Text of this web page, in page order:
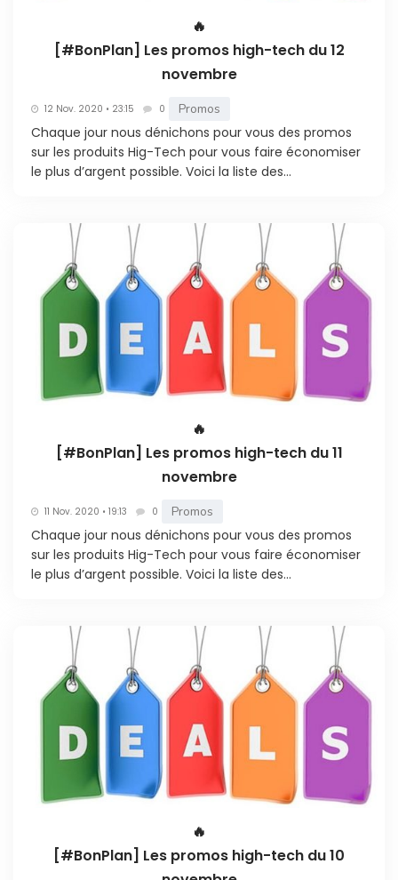
🔥
[#BonPlan] Les promos high-tech du 12
novembre
12 Nov. 2020 • 23:15 0 Promos
Chaque jour nous dénichons pour vous des promos
sur les produits Hig-Tech pour vous faire économiser
le plus d’argent possible. Voici la liste des...
🔥
[#BonPlan] Les promos high-tech du 11
novembre
11 Nov. 2020 • 19:13 0 Promos
Chaque jour nous dénichons pour vous des promos
sur les produits Hig-Tech pour vous faire économiser
le plus d’argent possible. Voici la liste des...
🔥
[#BonPlan] Les promos high-tech du 10